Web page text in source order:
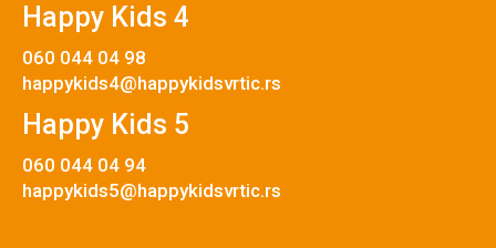
Happy Kids 4
060 044 04 98
happykids4@happykidsvrtic.rs
Happy Kids 5
060 044 04 94
happykids5@happykidsvrtic.rs